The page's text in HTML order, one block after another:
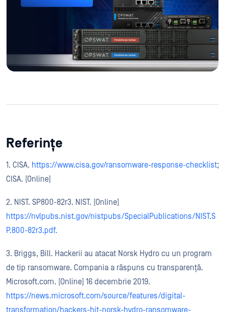
Referințe
1. CISA. https://www.cisa.gov/ransomware-response-checklist;
CISA. [Online]
2. NIST. SP800-82r3. NIST. [Online]
https://nvlpubs.nist.gov/nistpubs/SpecialPublications/NIST.S
P.800-82r3.pdf.
3. Briggs, Bill. Hackerii au atacat Norsk Hydro cu un program
de tip ransomware. Compania a răspuns cu transparență.
Microsoft.com. [Online] 16 decembrie 2019.
https://news.microsoft.com/source/features/digital-
transformation/hackers-hit-norsk-hydro-ransomware-